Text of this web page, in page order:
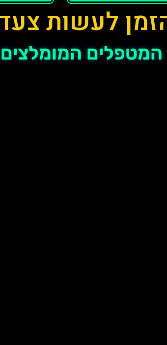
לעשות
המטפלים